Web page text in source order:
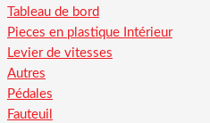
Tableau de bord
Pieces en plastique Intérieur
Levier de vitesses
Autres
Pédales
Fauteuil